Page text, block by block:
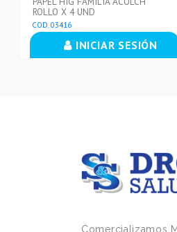
ROLLO X 4 UND
COD. 03416
INICIAR SESIÓN
Comercializamos